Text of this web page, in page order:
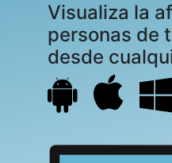
Visualiza la
personas de
desde